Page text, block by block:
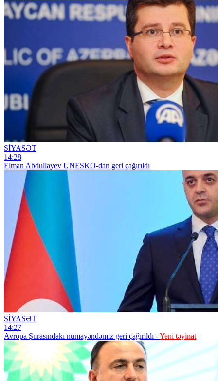
SİYASƏT
14:28
Elman Abdullayev UNESKO-dan geri çağırıldı
SİYASƏT
14:27
Avropa Şurasındakı nümayəndəmiz geri çağırıldı -Yeni təyinat